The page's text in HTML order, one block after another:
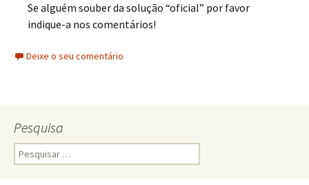
Se alguém souber da solução “oficial” por favor
indique-a nos comentários!
Deixe o seu comentário
Pesquisa
Pesquisar
por: